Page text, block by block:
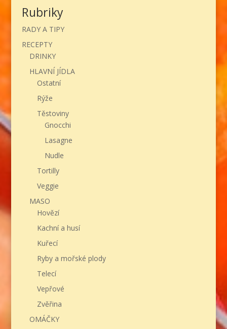
Rubriky
RADY A TIPY
RECEPTY
DRINKY
HLAVNÍ JÍDLA
Ostatní
Rýže
Těstoviny
Gnocchi
Lasagne
Nudle
Tortilly
Veggie
MASO
Hovězí
Kachní a husí
Kuřecí
Ryby a mořské plody
Telecí
Vepřové
Zvěřina
OMÁČKY